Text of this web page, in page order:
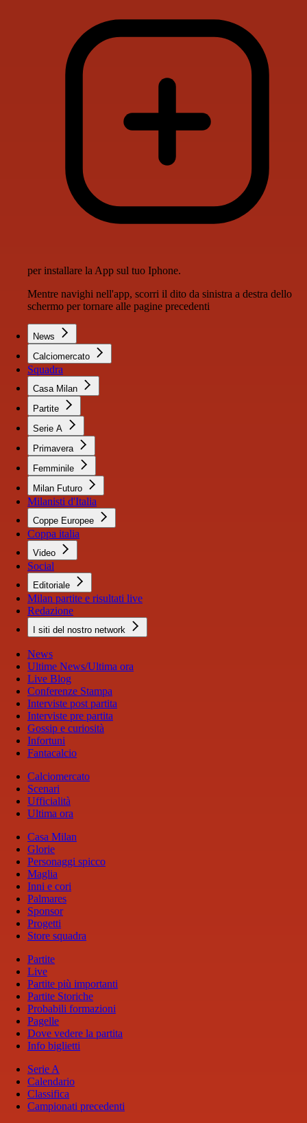
per installare la App sul tuo Iphone.
Mentre navighi nell'app, scorri il dito da sinistra a destra dello
schermo per tornare alle pagine precedenti
News
Calciomercato
Squadra
Casa Milan
Partite
Serie A
Primavera
Femminile
Milan Futuro
Milanisti d'Italia
Coppe Europee
Coppa italia
Video
Social
Editoriale
Milan partite e risultati live
Redazione
I siti del nostro network
News
Ultime News/Ultima ora
Live Blog
Conferenze Stampa
Interviste post partita
Interviste pre partita
Gossip e curiosità
Infortuni
Fantacalcio
Calciomercato
Scenari
Ufficialità
Ultima ora
Casa Milan
Glorie
Personaggi spicco
Maglia
Inni e cori
Palmares
Sponsor
Progetti
Store squadra
Partite
Live
Partite più importanti
Partite Storiche
Probabili formazioni
Pagelle
Dove vedere la partita
Info biglietti
Serie A
Calendario
Classifica
Campionati precedenti